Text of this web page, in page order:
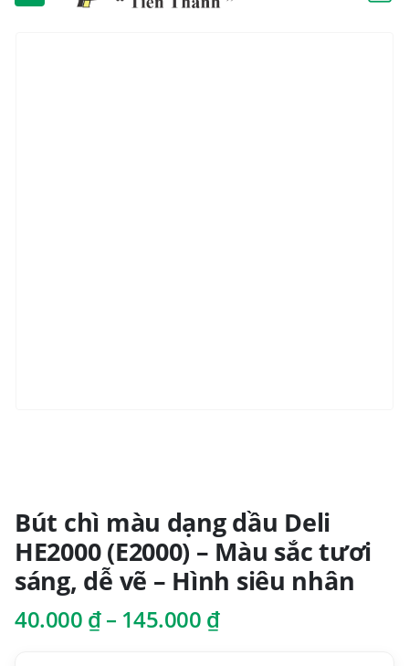
Bút chì màu dạng dầu Deli
HE2000 (E2000) – Màu sắc tươi
sáng, dễ vẽ – Hình siêu nhân
40.000 ₫ – 145.000 ₫Khoảng